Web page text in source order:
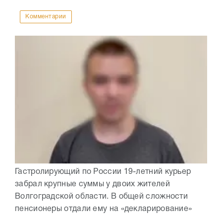
Комментарии
Гастролирующий по России 19-летний курьер
забрал крупные суммы у двоих жителей
Волгоградской области. В общей сложности
пенсионеры отдали ему на «декларирование»